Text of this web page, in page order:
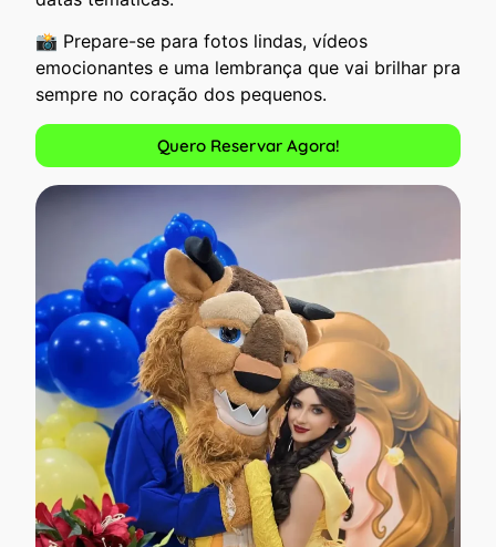
📸 Prepare-se para fotos lindas, vídeos
emocionantes e uma lembrança que vai brilhar pra
sempre no coração dos pequenos.
Quero Reservar Agora!